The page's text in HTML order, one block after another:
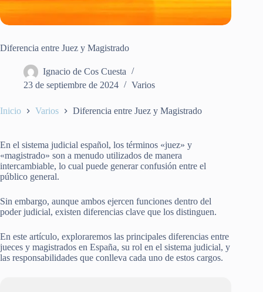
Diferencia entre Juez y Magistrado
Ignacio de Cos Cuesta
23 de septiembre de 2024
Varios
Inicio Varios Diferencia entre Juez y Magistrado
En el sistema judicial español, los términos «juez» y
«magistrado» son a menudo utilizados de manera
intercambiable, lo cual puede generar confusión entre el
público general.
Sin embargo, aunque ambos ejercen funciones dentro del
poder judicial, existen diferencias clave que los distinguen.
En este artículo, exploraremos las principales diferencias entre
jueces y magistrados en España, su rol en el sistema judicial, y
las responsabilidades que conlleva cada uno de estos cargos.